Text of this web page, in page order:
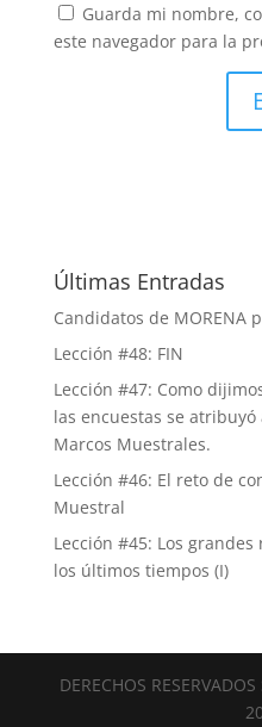
Guarda mi nombre,
este navegador para la
Últimas Entradas
Candidatos de MORENA
Lección #48: FIN
Lección #47: Como
las encuestas se
Marcos Muestrales.
Lección #46: El reto de
Muestral
Lección #45: Los
los últimos tiempos (I)
DERECHOS